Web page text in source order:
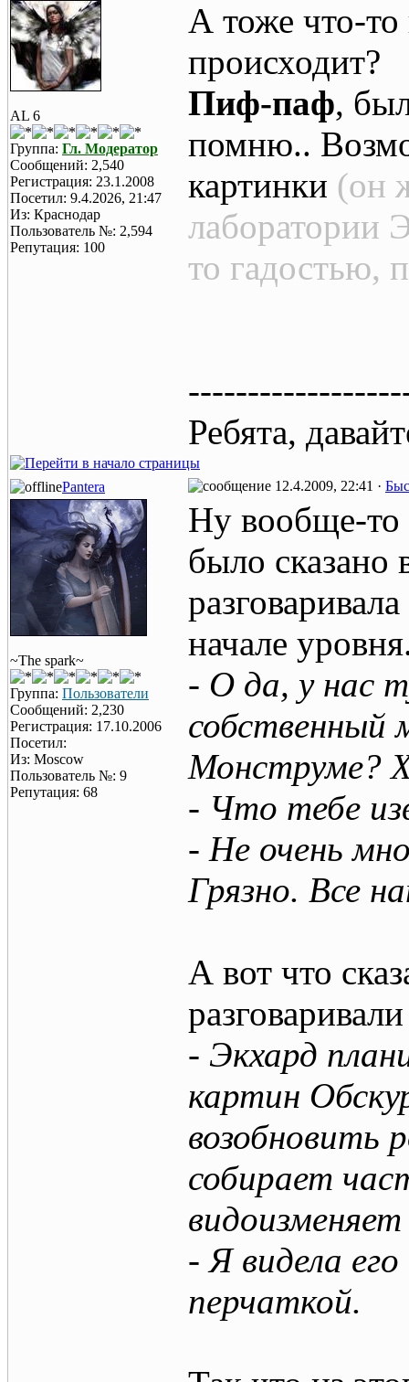
AL 6
Группа: Гл. Модератор
Сообщений: 2,540
Регистрация: 23.1.2008
Посетил: 9.4.2026, 21:47
Из: Краснодар
Пользователь №: 2,594
Репутация: 100
А тоже что-
происходит?
Пиф-паф,
помню..
картинки (он
лаборатории
то гадостью,
Ребята,
Pantera 12.4.2009, 22:41 ·
~The spark~
Группа: Пользователи
Сообщений: 2,230
Регистрация: 17.10.2006
Посетил:
Из: Moscow
Пользователь №: 9
Репутация: 68
Ну вообще-то
было сказано
начале
- О да, у нас
собственный
Монструме?
- Что тебе
- Не очень
Грязно. Все
А вот что
- Экхард
картин
возобновить
собирает
- Я видела
перчаткой.